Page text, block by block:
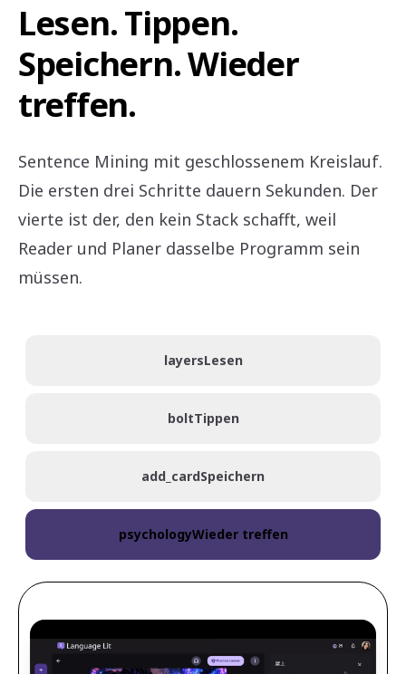
Lesen. Tippen.
Speichern. Wieder
treffen.
Sentence Mining mit geschlossenem Kreislauf.
Die ersten drei Schritte dauern Sekunden. Der
vierte ist der, den kein Stack schafft, weil
Reader und Planer dasselbe Programm sein
müssen.
layersLesen
boltTippen
add_cardSpeichern
psychologyWieder treffen